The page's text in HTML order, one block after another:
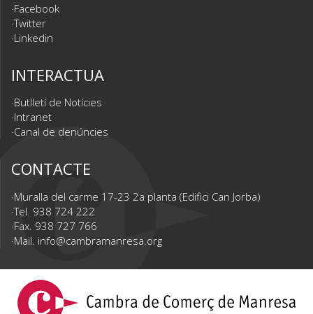
Facebook
Twitter
Linkedin
INTERACTUA
Butlletí de Notícies
Intranet
Canal de denúncies
CONTACTE
Muralla del carme 17-23 2a planta (Edifici Can Jorba)
Tel. 938 724 222
Fax. 938 727 766
Mail. info@cambramanresa.org